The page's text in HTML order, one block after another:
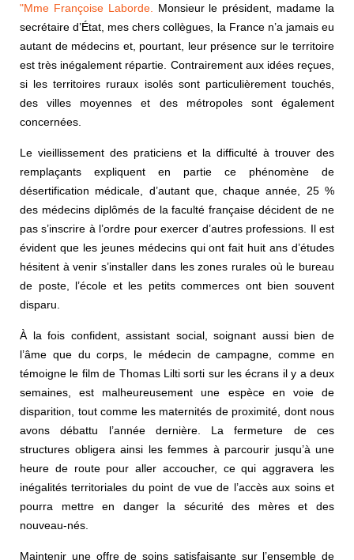
"Mme Françoise Laborde.
Monsieur le président, madame la
secrétaire d’État, mes chers collègues, la France n’a jamais eu
autant de médecins et, pourtant, leur présence sur le territoire
est très inégalement répartie. Contrairement aux idées reçues,
si les territoires ruraux isolés sont particulièrement touchés,
des villes moyennes et des métropoles sont également
concernées.
Le vieillissement des praticiens et la difficulté à trouver des
remplaçants expliquent en partie ce phénomène de
désertification médicale, d’autant que, chaque année, 25 %
des médecins diplômés de la faculté française décident de ne
pas s’inscrire à l’ordre pour exercer d’autres professions. Il est
évident que les jeunes médecins qui ont fait huit ans d’études
hésitent à venir s’installer dans les zones rurales où le bureau
de poste, l’école et les petits commerces ont bien souvent
disparu.
À la fois confident, assistant social, soignant aussi bien de
l’âme que du corps, le médecin de campagne, comme en
témoigne le film de Thomas Lilti sorti sur les écrans il y a deux
semaines, est malheureusement une espèce en voie de
disparition, tout comme les maternités de proximité, dont nous
avons débattu l’année dernière. La fermeture de ces
structures obligera ainsi les femmes à parcourir jusqu’à une
heure de route pour aller accoucher, ce qui aggravera les
inégalités territoriales du point de vue de l’accès aux soins et
pourra mettre en danger la sécurité des mères et des
nouveau-nés.
Maintenir une offre de soins satisfaisante sur l’ensemble de